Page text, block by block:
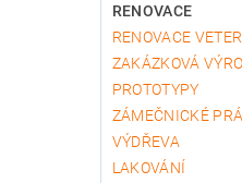
RENOVACE
RENOVACE
ZAKÁZKOVÁ
PROTOTYPY
ZÁMEČNICKÉ
VÝDŘEVA
LAKOVÁNÍ